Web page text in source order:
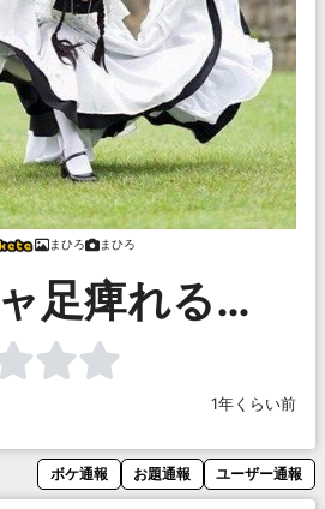
まひろ まひろ
足痺れる…
1年くらい前
ボケ通報 お題通報 ユーザー通報